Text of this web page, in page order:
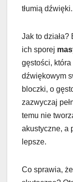
tłumią dźwięki.
Jak to działa?
ich sporej
gęstości,
dźwiękowym
bloczki, o
zazwyczaj
temu nie
akustyczne, a
lepsze.
Co sprawia,